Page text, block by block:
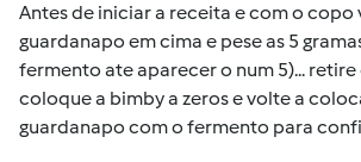
Antes de iniciar a receita e com o copo
guardanapo em cima e pese as 5
fermento ate aparecer o num 5)...
coloque a bimby a zeros e volte a
guardanapo com o fermento para